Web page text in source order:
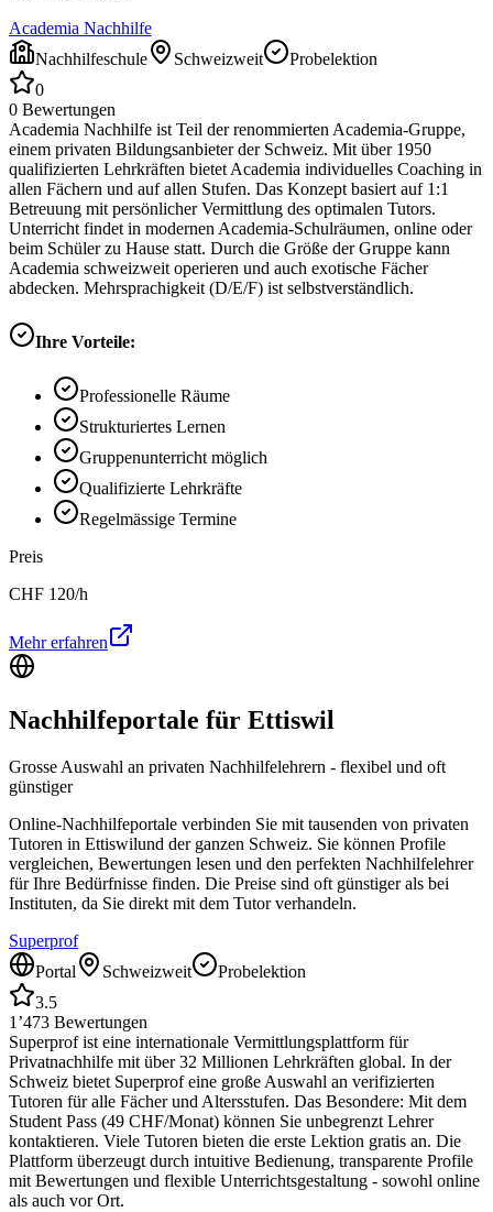
Academia Nachhilfe
Nachhilfeschule
Schweizweit
Probelektion
0
0 Bewertungen
Academia Nachhilfe ist Teil der renommierten Academia-Gruppe,
einem privaten Bildungsanbieter der Schweiz. Mit über 1950
qualifizierten Lehrkräften bietet Academia individuelles Coaching in
allen Fächern und auf allen Stufen. Das Konzept basiert auf 1:1
Betreuung mit persönlicher Vermittlung des optimalen Tutors.
Unterricht findet in modernen Academia-Schulräumen, online oder
beim Schüler zu Hause statt. Durch die Größe der Gruppe kann
Academia schweizweit operieren und auch exotische Fächer
abdecken. Mehrsprachigkeit (D/E/F) ist selbstverständlich.
Ihre Vorteile:
Professionelle Räume
Strukturiertes Lernen
Gruppenunterricht möglich
Qualifizierte Lehrkräfte
Regelmässige Termine
Preis
CHF 120/h
Mehr erfahren
Nachhilfeportale für Ettiswil
Grosse Auswahl an privaten Nachhilfelehrern - flexibel und oft
günstiger
Online-Nachhilfeportale verbinden Sie mit tausenden von privaten
Tutoren in Ettiswilund der ganzen Schweiz. Sie können Profile
vergleichen, Bewertungen lesen und den perfekten Nachhilfelehrer
für Ihre Bedürfnisse finden. Die Preise sind oft günstiger als bei
Instituten, da Sie direkt mit dem Tutor verhandeln.
Superprof
Portal
Schweizweit
Probelektion
3.5
1’473 Bewertungen
Superprof ist eine internationale Vermittlungsplattform für
Privatnachhilfe mit über 32 Millionen Lehrkräften global. In der
Schweiz bietet Superprof eine große Auswahl an verifizierten
Tutoren für alle Fächer und Altersstufen. Das Besondere: Mit dem
Student Pass (49 CHF/Monat) können Sie unbegrenzt Lehrer
kontaktieren. Viele Tutoren bieten die erste Lektion gratis an. Die
Plattform überzeugt durch intuitive Bedienung, transparente Profile
mit Bewertungen und flexible Unterrichtsgestaltung - sowohl online
als auch vor Ort.